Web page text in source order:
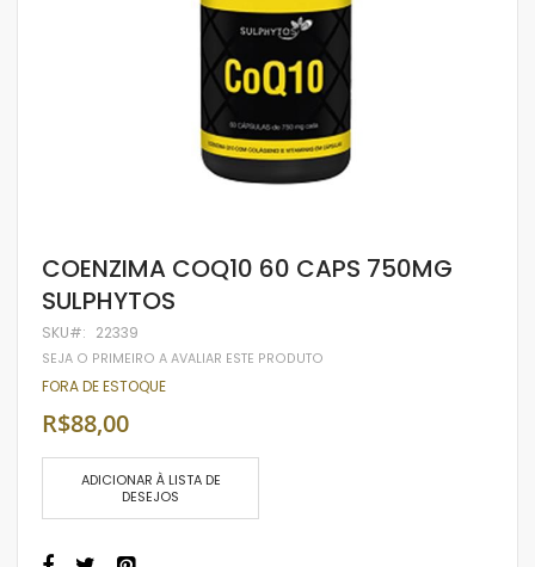
Saltar
para
o
da
Galeria
imagens
COENZIMA COQ10 60 CAPS 750MG
SULPHYTOS
SKU 22339
SEJA O PRIMEIRO A AVALIAR ESTE PRODUTO
FORA DE ESTOQUE
R$88,00
ADICIONAR À LISTA DE
DESEJOS